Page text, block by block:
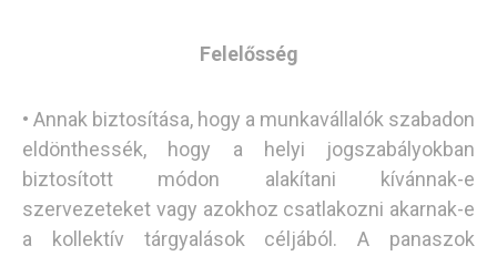
Felelősség
• Annak biztosítása, hogy a munkavállalók szabadon
eldönthessék, hogy a helyi jogszabályokban
biztosított módon alakítani kívánnak-e
szervezeteket vagy azokhoz csatlakozni akarnak-e
a kollektív tárgyalások céljából. A panaszok